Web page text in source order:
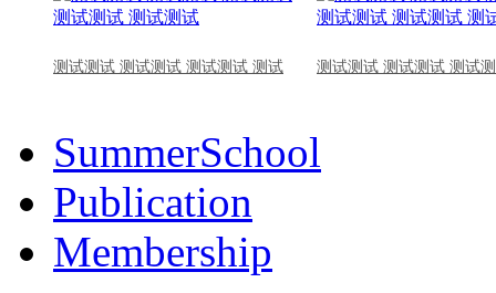
测试测试 测试测试 测试测试 测试 测试测试 测试测试 测试
SummerSchool
Publication
Membership